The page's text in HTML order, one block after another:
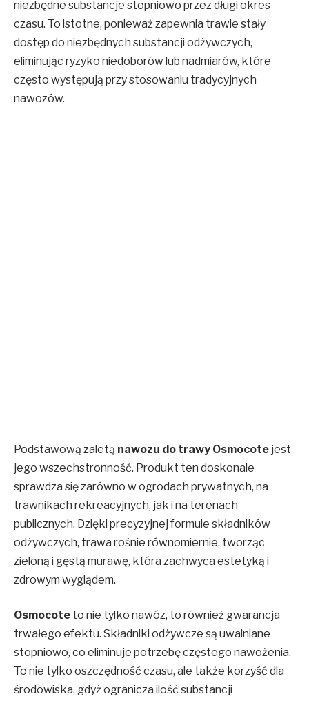
niezbędne substancje stopniowo przez długi okres
czasu. To istotne, ponieważ zapewnia trawie stały
dostęp do niezbędnych substancji odżywczych,
eliminując ryzyko niedoborów lub nadmiarów, które
często występują przy stosowaniu tradycyjnych
nawozów.
Podstawową zaletą nawozu do trawy Osmocote jest
jego wszechstronność. Produkt ten doskonale
sprawdza się zarówno w ogrodach prywatnych, na
trawnikach rekreacyjnych, jak i na terenach
publicznych. Dzięki precyzyjnej formule składników
odżywczych, trawa rośnie równomiernie, tworząc
zieloną i gęstą murawę, która zachwyca estetyką i
zdrowym wyglądem.
Osmocote to nie tylko nawóz, to również gwarancja
trwałego efektu. Składniki odżywcze są uwalniane
stopniowo, co eliminuje potrzebę częstego nawożenia.
To nie tylko oszczędność czasu, ale także korzyść dla
środowiska, gdyż ogranicza ilość substancji